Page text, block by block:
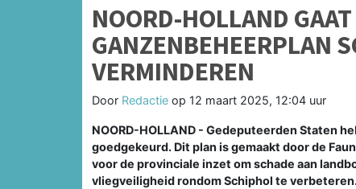
NOORD-HOLLAND
GANZENBEHEERPLAN
VERMINDEREN
Door Redactie op 12 maart 2025, 12:04 uur
NOORD-HOLLAND - Gedeputeerden Staten
goedgekeurd. Dit plan is gemaakt door de
voor de provinciale inzet om schade aan
vliegveiligheid rondom Schiphol te